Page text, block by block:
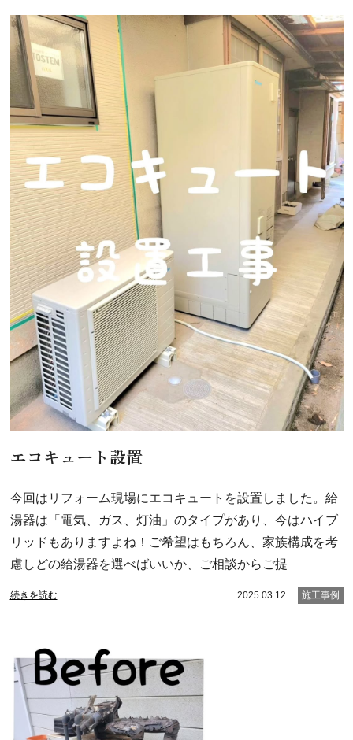
エコキュート設置
今回はリフォーム現場にエコキュートを設置しました。給
湯器は「電気、ガス、灯油」のタイプがあり、今はハイブ
リッドもありますよね！ご希望はもちろん、家族構成を考
慮しどの給湯器を選べばいいか、ご相談からご提
続きを読む 2025.03.12 施工事例